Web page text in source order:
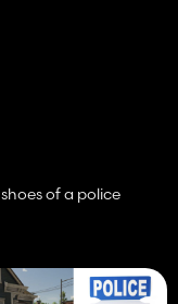
of a police